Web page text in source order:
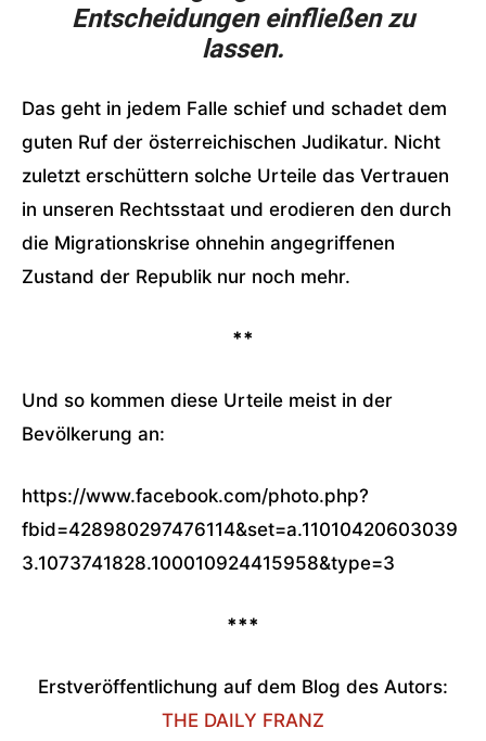
Entscheidungen einfließen zu
lassen.
Das geht in jedem Falle schief und schadet dem
guten Ruf der österreichischen Judikatur. Nicht
zuletzt erschüttern solche Urteile das Vertrauen
in unseren Rechtsstaat und erodieren den durch
die Migrationskrise ohnehin angegriffenen
Zustand der Republik nur noch mehr.
**
Und so kommen diese Urteile meist in der
Bevölkerung an:
https://www.facebook.com/photo.php?
fbid=428980297476114&set=a.11010420603039
3.1073741828.100010924415958&type=3
***
Erstveröffentlichung auf dem Blog des Autors:
THE DAILY FRANZ